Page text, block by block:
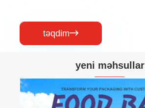
təqdim
yeni məhsullar